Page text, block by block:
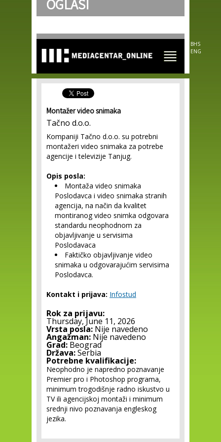
Skip to
main
OGLASI
BHS
ENG
Montažer video snimaka
Tačno d.o.o.
Kompaniji Tačno d.o.o. su potrebni
montažeri video snimaka za potrebe
agencije i televizije Tanjug.
Opis posla:
Montaža video snimaka
Poslodavca i video snimaka stranih
agencija, na način da kvalitet
montiranog video snimka odgovara
standardu neophodnom za
objavljivanje u servisima
Poslodavaca
Faktičko objavljivanje video
snimaka u odgovarajućim servisima
Poslodavca.
Kontakt i prijava: Infostud
Rok za prijavu:
Thursday, June 11, 2026
Vrsta posla: Nije navedeno
Angažman: Nije navedeno
Grad: Beograd
Država:Serbia
Potrebne kvalifikacije:
Neophodno je napredno poznavanje
Premier pro i Photoshop programa,
minimum trogodišnje radno iskustvo u
TV ili agencijskoj montaži i minimum
srednji nivo poznavanja engleskog
jezika.